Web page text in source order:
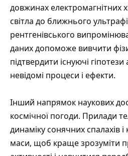
довжинах електромагнітних
світла до ближнього
рентгенівського
даних допоможе вивчити
підтвердити існуючі
невідомі процеси і ефекти.
Інший напрямок наукових
космічної погоди. Прилади
динаміку сонячних спалахів
маси, щоб краще зрозуміти